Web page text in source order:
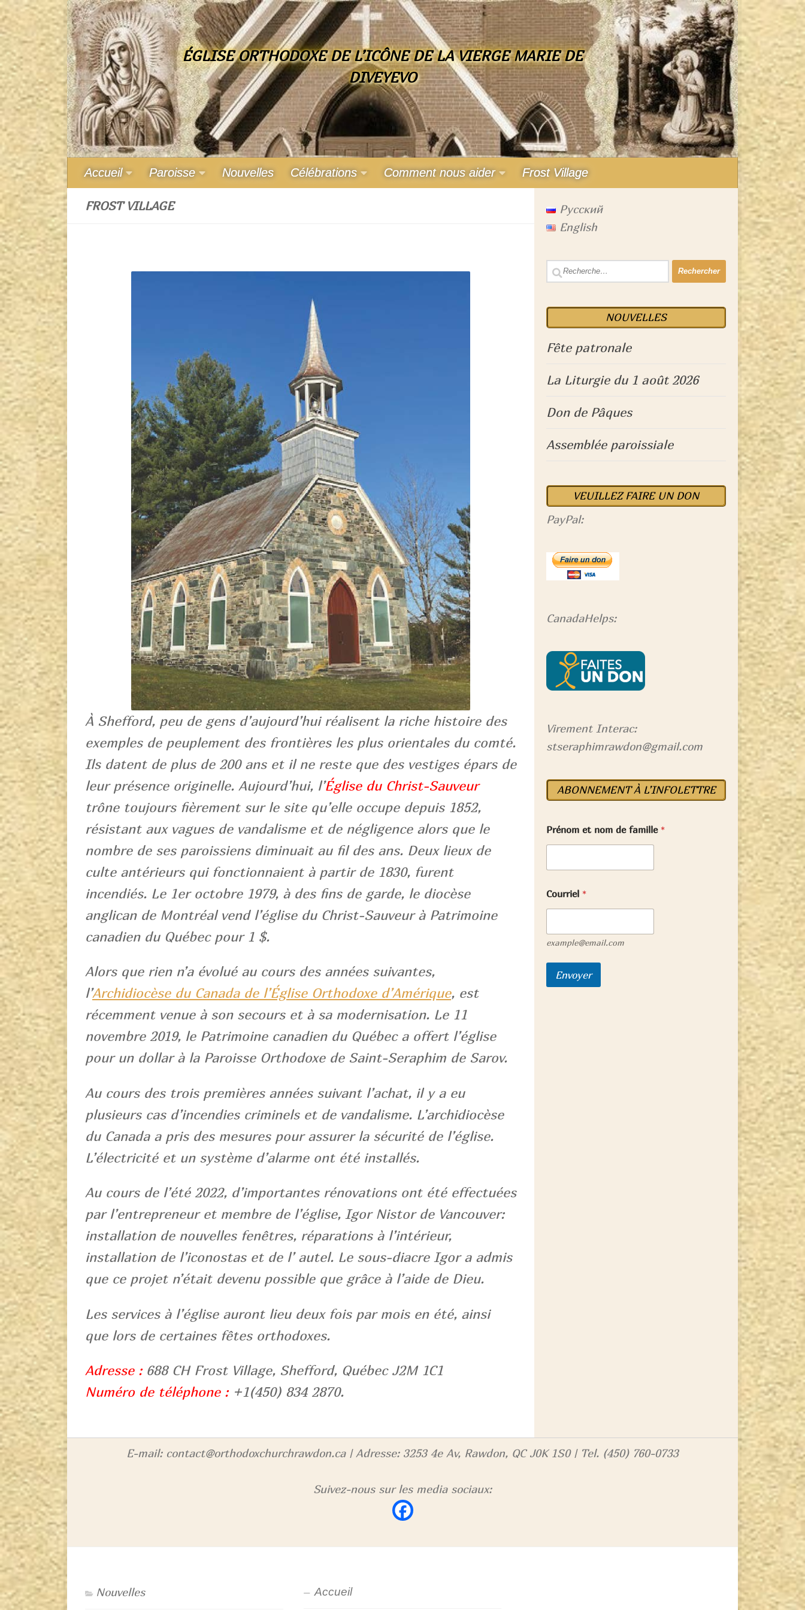
Skip to content
ÉGLISE ORTHODOXE DE L’ICÔNE DE LA VIERGE MARIE DE
DIVEYEVO
Accueil Paroisse Nouvelles Célébrations Comment nous aider Frost Village
FROST VILLAGE
À Shefford, peu de gens d’aujourd’hui réalisent la riche histoire des
exemples de peuplement des frontières les plus orientales du comté.
Ils datent de plus de 200 ans et il ne reste que des vestiges épars de
leur présence originelle. Aujourd’hui, l’Église du Christ-Sauveur
trône toujours fièrement sur le site qu’elle occupe depuis 1852,
résistant aux vagues de vandalisme et de négligence alors que le
nombre de ses paroissiens diminuait au fil des ans. Deux lieux de
culte antérieurs qui fonctionnaient à partir de 1830, furent
incendiés. Le 1er octobre 1979, à des fins de garde, le diocèse
anglican de Montréal vend l’église du Christ-Sauveur à Patrimoine
canadien du Québec pour 1 $.
Alors que rien n’a évolué au cours des années suivantes,
l’Archidiocèse du Canada de l’Église Orthodoxe d’Amérique, est
récemment venue à son secours et à sa modernisation. Le 11
novembre 2019, le Patrimoine canadien du Québec a offert l’église
pour un dollar à la Paroisse Orthodoxe de Saint-Seraphim de Sarov.
Au cours des trois premières années suivant l’achat, il y a eu
plusieurs cas d’incendies criminels et de vandalisme. L’archidiocèse
du Canada a pris des mesures pour assurer la sécurité de l’église.
L’électricité et un système d’alarme ont été installés.
Au cours de l’été 2022, d’importantes rénovations ont été effectuées
par l’entrepreneur et membre de l’église, Igor Nistor de Vancouver:
installation de nouvelles fenêtres, réparations à l’intérieur,
installation de l’iconostas et de l’ autel. Le sous-diacre Igora admis
que ce projet n’était devenu possible que grâce à l’aide de Dieu.
Les services à l’église auront lieu deux fois par mois en été, ainsi
que lors de certaines fêtes orthodoxes.
Adresse :688 CH Frost Village, Shefford, Québec J2M 1C1
Numéro de téléphone :+1(450) 834 2870.
Русский
English
Rechercher :
NOUVELLES
Fête patronale
La Liturgie du 1 août 2026
Don de Pâques
Assemblée paroissiale
VEUILLEZ FAIRE UN DON
PayPal:
CanadaHelps:
Virement Interac:
stseraphimrawdon@gmail.com
ABONNEMENT À L’INFOLETTRE
Prénom et nom de famille *
Courriel *
example@email.com
Envoyer
E-mail: contact@orthodoxchurchrawdon.ca | Adresse: 3253 4e Av, Rawdon, QC J0K 1S0 | Tel. (450) 760-0733
Suivez-nous sur les media sociaux:
Nouvelles Accueil